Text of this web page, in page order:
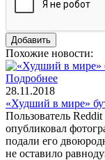
Похожие новости:
Подробнее
28.11.2018
«Худший в мире»
Пользователь
опубликовал
подали его
не оставило